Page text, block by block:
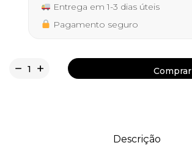
Entrega em 1-3 dias úteis
Pagamento seguro
Comprar
Descrição